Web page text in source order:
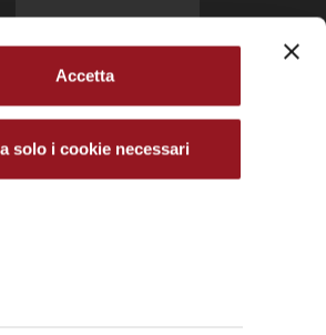
Accetta
solo i cookie necessari
la modifica,
o industriale.
IVA 04681350270 | Iscr.
S.R.L.